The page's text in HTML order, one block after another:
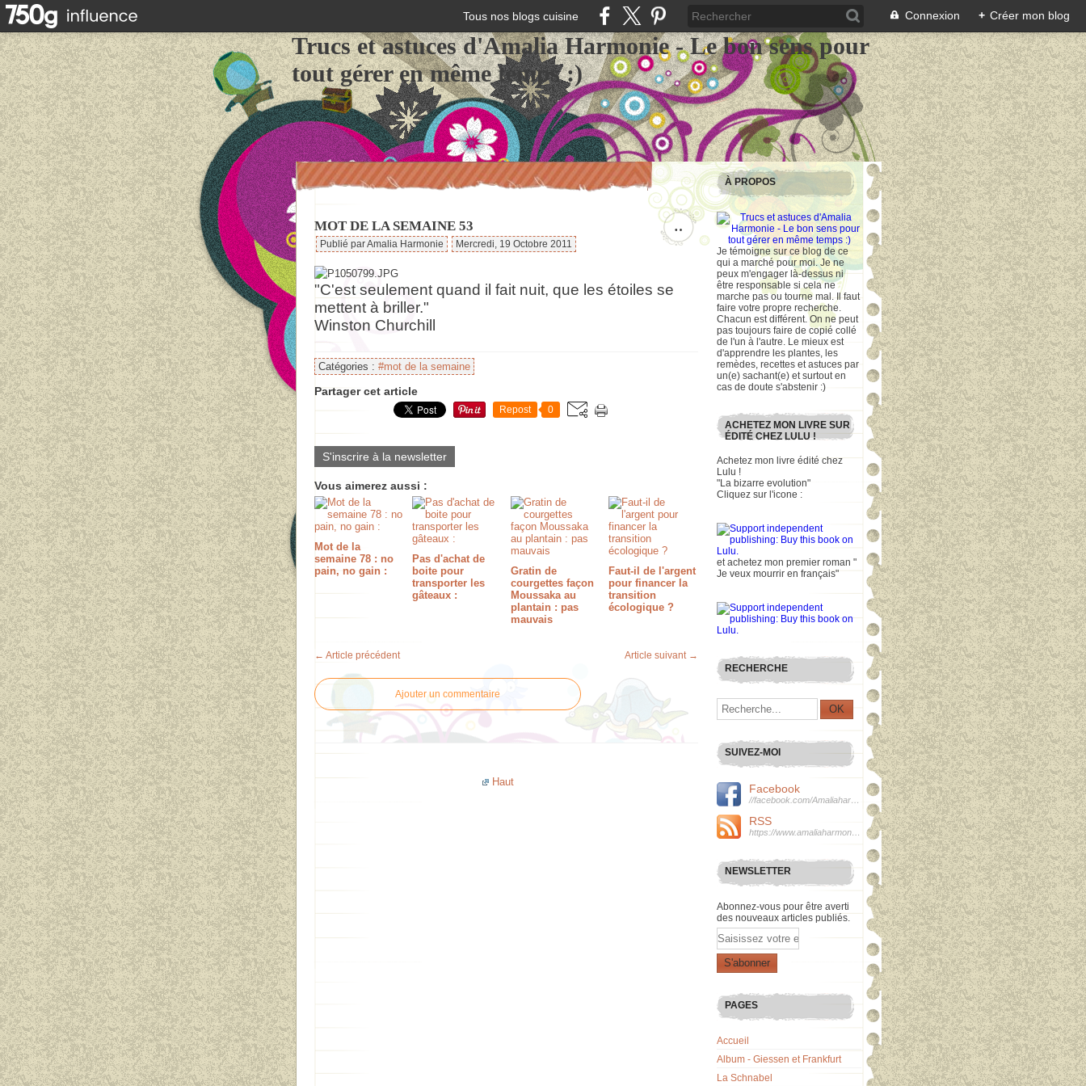
Tous nos blogs cuisine Connexion + Créer mon blog
Trucs et astuces d'Amalia Harmonie - Le bon sens pour
tout gérer en même temps :)
…
MOT DE LA SEMAINE 53
Publié par Amalia Harmonie Mercredi, 19 Octobre 2011
"C'est seulement quand il fait nuit, que les étoiles se
mettent à briller."
Winston Churchill
Catégories : #mot de la semaine
Partager cet article
Repost 0
S'inscrire à la newsletter
Vous aimerez aussi :
Mot de la
semaine 78 : no
pain, no gain :
Pas d'achat de
boite pour
transporter les
gâteaux :
Gratin de
courgettes façon
Moussaka au
plantain : pas
mauvais
Faut-il de l'argent
pour financer la
transition
écologique ?
← Article précédent Article suivant →
Ajouter un commentaire
Haut
À PROPOS
Je témoigne sur ce blog de ce
qui a marché pour moi. Je ne
peux m'engager là-dessus ni
être responsable si cela ne
marche pas ou tourne mal. Il faut
faire votre propre recherche.
Chacun est différent. On ne peut
pas toujours faire de copié collé
de l'un à l'autre. Le mieux est
d'apprendre les plantes, les
remèdes, recettes et astuces par
un(e) sachant(e) et surtout en
cas de doute s'abstenir :)
ACHETEZ MON LIVRE SUR
ÉDITÉ CHEZ LULU !
Achetez mon livre édité chez
Lulu !
"La bizarre evolution"
Cliquez sur l'icone :
et achetez mon premier roman "
Je veux mourrir en français"
RECHERCHE
SUIVEZ-MOI
Facebook
RSS
NEWSLETTER
Abonnez-vous pour être averti
des nouveaux articles publiés.
Email
PAGES
Accueil
Album - Giessen et Frankfurt
La Schnabel